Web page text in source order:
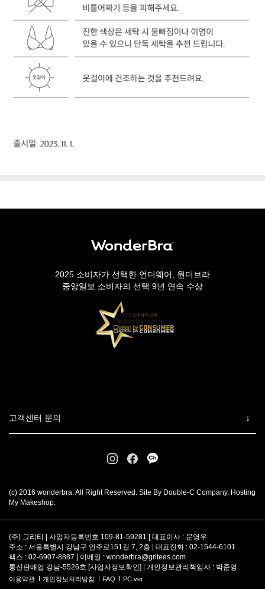
2025 소비자가 선택한 언더웨어, 원더브라
중앙일보 소비자의 선택 9년 연속 수상
고객센터 문의
(c) 2016 wonderbra. All Right Reserved. Site By Double-C Company. Hosting
My Makeshop.
(주) 그리티 | 사업자등록번호 109-81-59281 | 대표이사 : 문영우
주소 : 서울특별시 강남구 언주로151길 7, 2층 | 대표전화 : 02-1544-6101
팩스 : 02-6907-8887 | 이메일 : wonderbra@gritees.com
통신판매업 강남-5526호 [사업자정보확인] | 개인정보관리책임자 : 박준영
이용약관 개인정보처리방침 FAQ PC ver